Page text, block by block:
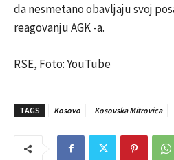
da nesmetano obavljaju svoj
reagovanju AGK -a.
RSE, Foto: YouTube
TAGS Kosovo Kosovska Mitrovica